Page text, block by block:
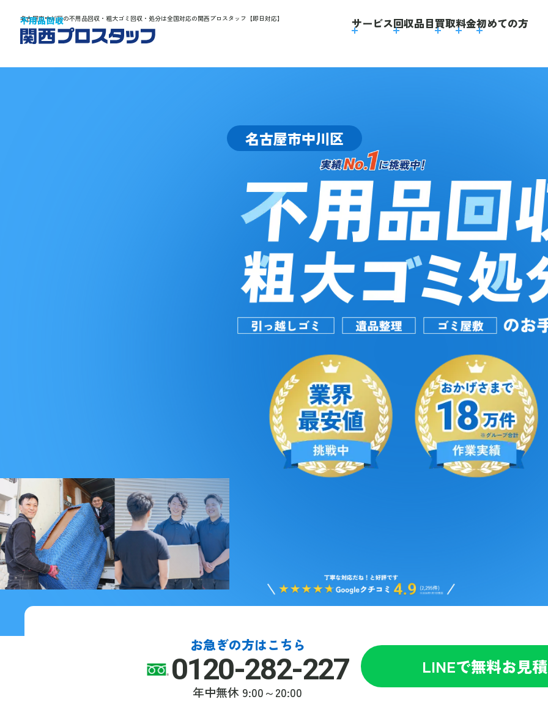
名古屋市中川区の不用品回収・粗大ゴミ回収・処分は全国対応の関西プロスタッフ【即日対応】 サービス回収品目買取料金初めての方
名古屋市中川区
お急ぎの方はこちら
0120-282-227
年中無休 9:00～20:00
LINEで無料お見